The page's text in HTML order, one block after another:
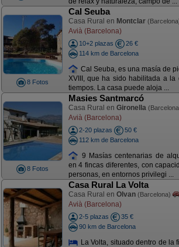
8 Fotos
Cal Seuba
Casa Rural en Montclar
Avià (Barcelona)
10+2 plazas
26 €
114 km de Barcelona
Cal Seuba, es una masía de
XVIII, que ha sido habilitada a la
tiempos. La casa puede aloja ...
8 Fotos
Masies Santmarcó
Casa Rural en Gironella
Avià (Barcelona)
2-20 plazas
50 €
112 km de Barcelona
9 Masías centenarias de
en 4 fincas diferentes, con
personas, en entornos privilegi ...
Casa Rural La Volta
Casa Rural en Olvan (Barcelona)
Avià (Barcelona)
2-5 plazas
35 €
90 km de Barcelona
La Volta, situado dentro de la